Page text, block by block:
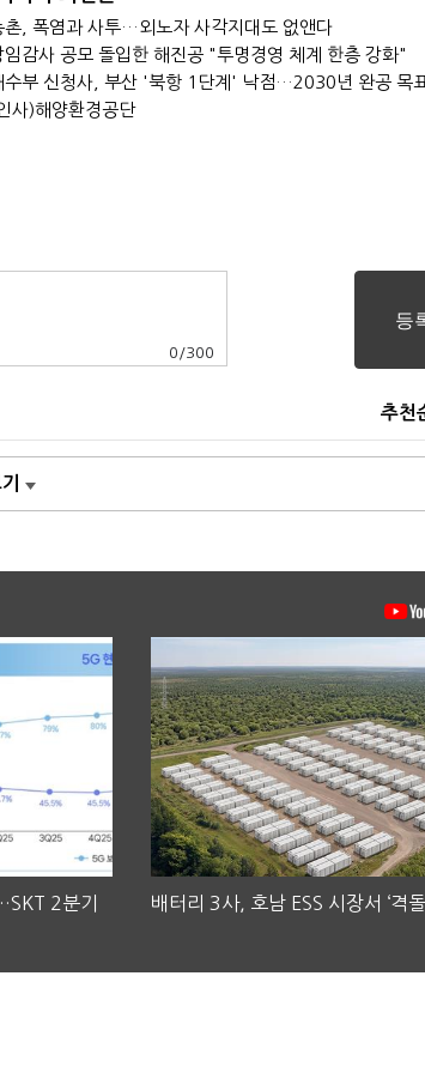
촌, 폭염과 사투…외노자 사각지대도 없앤다
임감사 공모 돌입한 해진공 "투명경영 체계 한층 강화"
수부 신청사, 부산 '북항 1단계' 낙점…2030년 완공 목
사)해양환경공단
0 /300
추천
2분기
배터리 3사, 호남 ESS 시장서 ‘격돌